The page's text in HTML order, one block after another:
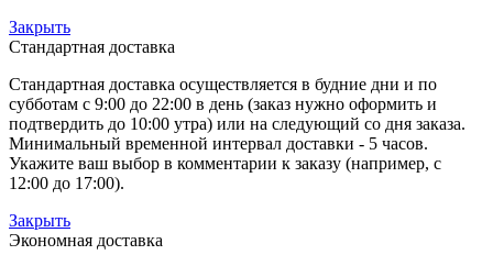
Закрыть
Стандартная доставка
Стандартная доставка осуществляется в будние дни и по
субботам с 9:00 до 22:00 в день (заказ нужно оформить и
подтвердить до 10:00 утра) или на следующий со дня заказа.
Минимальный временной интервал доставки - 5 часов.
Укажите ваш выбор в комментарии к заказу (например, с
12:00 до 17:00).
Закрыть
Экономная доставка